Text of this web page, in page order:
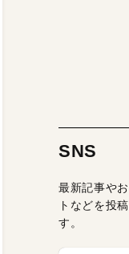
SNS
最新記事や
トなどを投
す。